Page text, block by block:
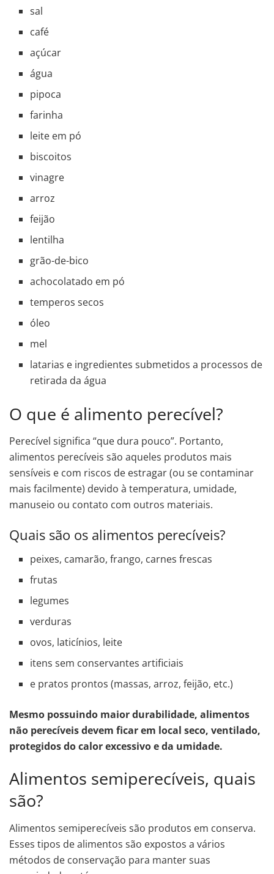
sal
café
açúcar
água
pipoca
farinha
leite em pó
biscoitos
vinagre
arroz
feijão
lentilha
grão-de-bico
achocolatado em pó
temperos secos
óleo
mel
latarias e ingredientes submetidos a processos de
retirada da água
O que é alimento perecível?
Perecível significa “que dura pouco”. Portanto,
alimentos perecíveis são aqueles produtos mais
sensíveis e com riscos de estragar (ou se contaminar
mais facilmente) devido à temperatura, umidade,
manuseio ou contato com outros materiais.
Quais são os alimentos perecíveis?
peixes, camarão, frango, carnes frescas
frutas
legumes
verduras
ovos, laticínios, leite
itens sem conservantes artificiais
e pratos prontos (massas, arroz, feijão, etc.)
Mesmo possuindo maior durabilidade, alimentos
não perecíveis devem ficar em local seco, ventilado,
protegidos do calor excessivo e da umidade.
Alimentos semiperecíveis, quais
são?
Alimentos semiperecíveis são produtos em conserva.
Esses tipos de alimentos são expostos a vários
métodos de conservação para manter suas